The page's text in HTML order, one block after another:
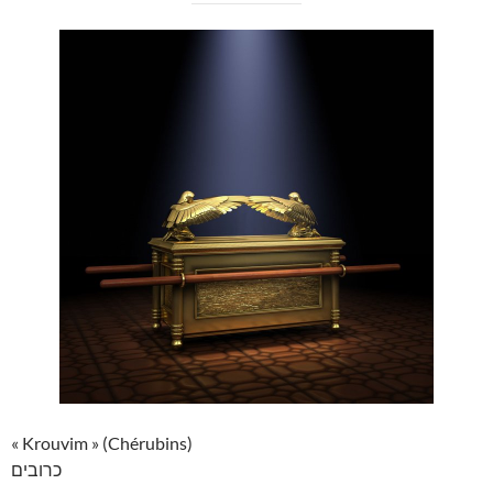
« Krouvim » (Chérubins)
כרובים